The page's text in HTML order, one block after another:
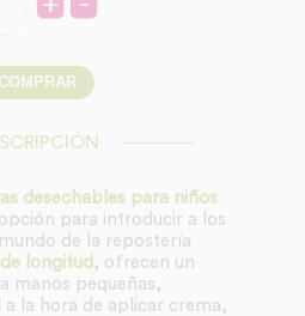
desechables para niños
para introducir a los
de la repostería
longitud , ofrecen un
manos pequeñas,
la hora de aplicar crema,